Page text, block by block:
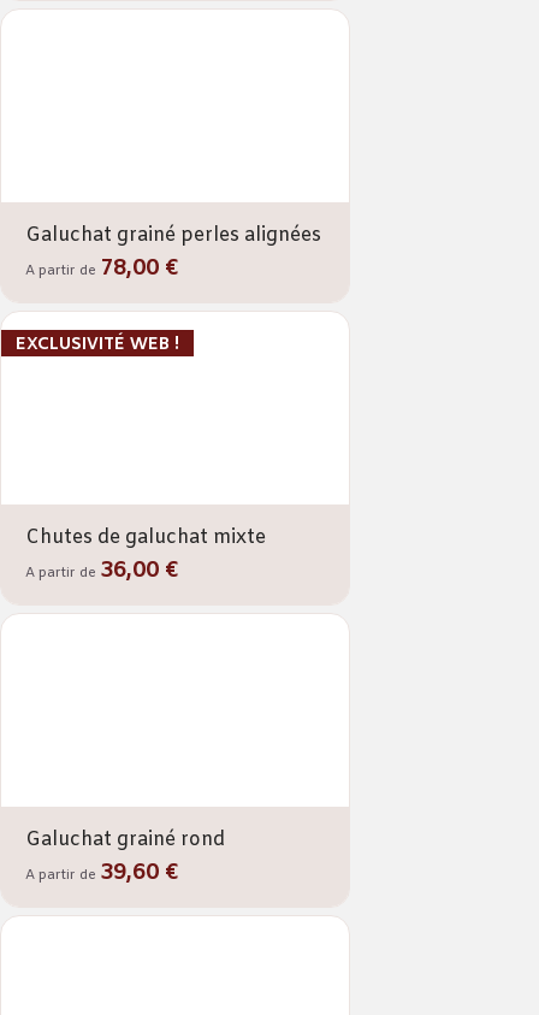
Galuchat grainé perles alignées
A partir de 78,00 €
Chutes de galuchat mixte
EXCLUSIVITÉ WEB !
A partir de 36,00 €
Galuchat grainé rond
A partir de 39,60 €